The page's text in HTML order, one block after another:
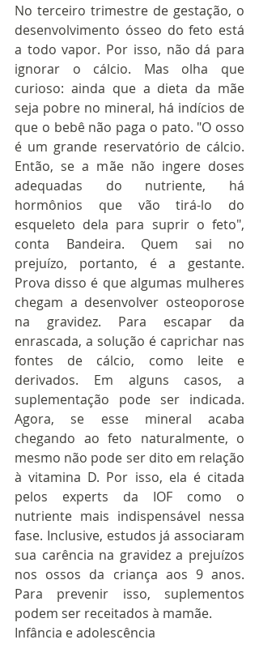
No terceiro trimestre de gestação, o
desenvolvimento ósseo do feto está
a todo vapor. Por isso, não dá para
ignorar o cálcio. Mas olha que
curioso: ainda que a dieta da mãe
seja pobre no mineral, há indícios de
que o bebê não paga o pato. "O osso
é um grande reservatório de cálcio.
Então, se a mãe não ingere doses
adequadas do nutriente, há
hormônios que vão tirá-lo do
esqueleto dela para suprir o feto",
conta Bandeira. Quem sai no
prejuízo, portanto, é a gestante.
Prova disso é que algumas mulheres
chegam a desenvolver osteoporose
na gravidez. Para escapar da
enrascada, a solução é caprichar nas
fontes de cálcio, como leite e
derivados. Em alguns casos, a
suplementação pode ser indicada.
Agora, se esse mineral acaba
chegando ao feto naturalmente, o
mesmo não pode ser dito em relação
à vitamina D. Por isso, ela é citada
pelos experts da IOF como o
nutriente mais indispensável nessa
fase. Inclusive, estudos já associaram
sua carência na gravidez a prejuízos
nos ossos da criança aos 9 anos.
Para prevenir isso, suplementos
podem ser receitados à mamãe.
Infância e adolescência